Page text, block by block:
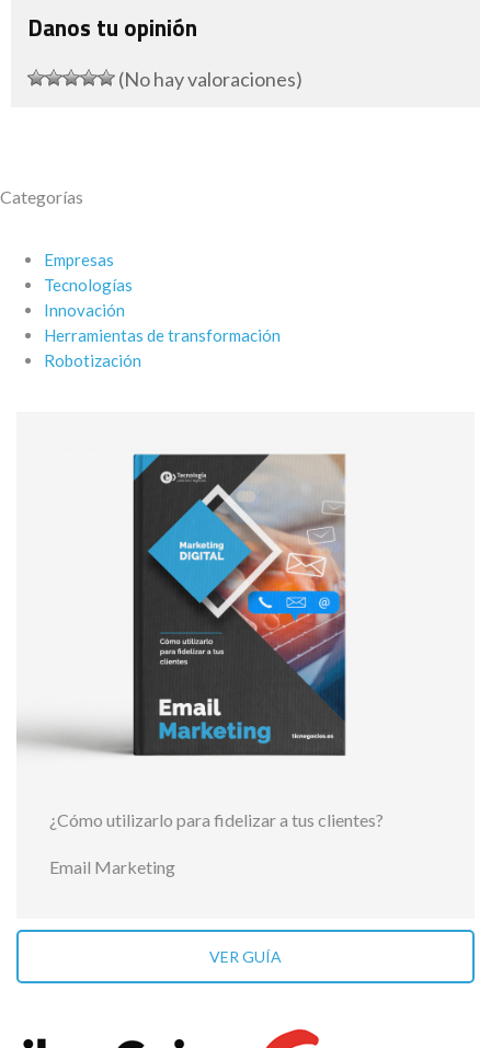
Danos tu opinión
(No hay valoraciones)
Categorías
Empresas
Tecnologías
Innovación
Herramientas de transformación
Robotización
¿Cómo utilizarlo para fidelizar a tus clientes?
Email Marketing
VER GUÍA